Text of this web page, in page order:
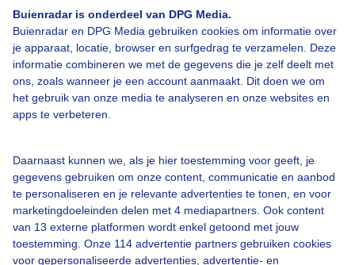
Buienradar is onderdeel van DPG Media.
Buienradar en DPG Media gebruiken cookies om informatie over
je apparaat, locatie, browser en surfgedrag te verzamelen. Deze
informatie combineren we met de gegevens die je zelf deelt met
ons, zoals wanneer je een account aanmaakt. Dit doen we om
het gebruik van onze media te analyseren en onze websites en
apps te verbeteren.
Daarnaast kunnen we, als je hier toestemming voor geeft, je
gegevens gebruiken om onze content, communicatie en aanbod
te personaliseren en je relevante advertenties te tonen, en voor
marketingdoeleinden delen met 4 mediapartners. Ook content
van 13 externe platformen wordt enkel getoond met jouw
toestemming. Onze 114 advertentie partners gebruiken cookies
voor gepersonaliseerde advertenties, advertentie- en
Bedrijfsgegevens
Veelgestelde vragen
Contact
Toegankelijkheid
Buienradar Team
Privacy beleid
Cookie beleid
Privacy instellingen